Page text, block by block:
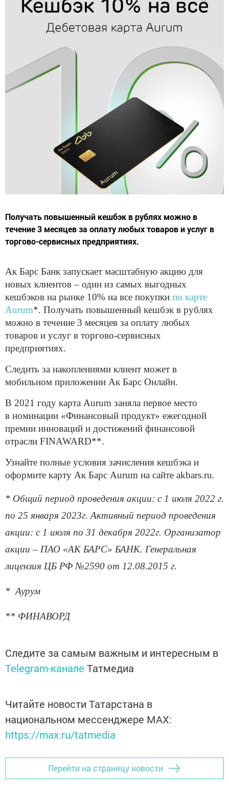
Получать повышенный кешбэк в рублях можно в
течение 3 месяцев за оплату любых товаров и услуг в
торгово-сервисных предприятиях.
Ак Барс Банк запускает масштабную акцию для
новых клиентов – один из самых выгодных
кешбэков на рынке 10% на все покупки по карте
Aurum*. Получать повышенный кешбэк в рублях
можно в течение 3 месяцев за оплату любых
товаров и услуг в торгово-сервисных
предприятиях.
Следить за накоплениями клиент может в
мобильном приложении Ак Барс Онлайн.
В 2021 году карта Aurum заняла первое место
в номинации «Финансовый продукт» ежегодной
премии инноваций и достижений финансовой
отрасли FINAWARD**.
Узнайте полные условия зачисления кешбэка и
оформите карту Ак Барс Aurum на сайте akbars.ru.
* Общий период проведения акции: с 1 июля 2022 г.
по 25 января 2023г. Активный период проведения
акции: с 1 июля по 31 декабря 2022г. Организатор
акции – ПАО «АК БАРС» БАНК. Генеральная
лицензия ЦБ РФ №2590 от 12.08.2015 г.
* Аурум
** ФИНАВОРД
Следите за самым важным и интересным в
Telegram-канале Татмедиа
Читайте новости Татарстана в
национальном мессенджере MАХ:
https://max.ru/tatmedia
Перейти на страницу новости